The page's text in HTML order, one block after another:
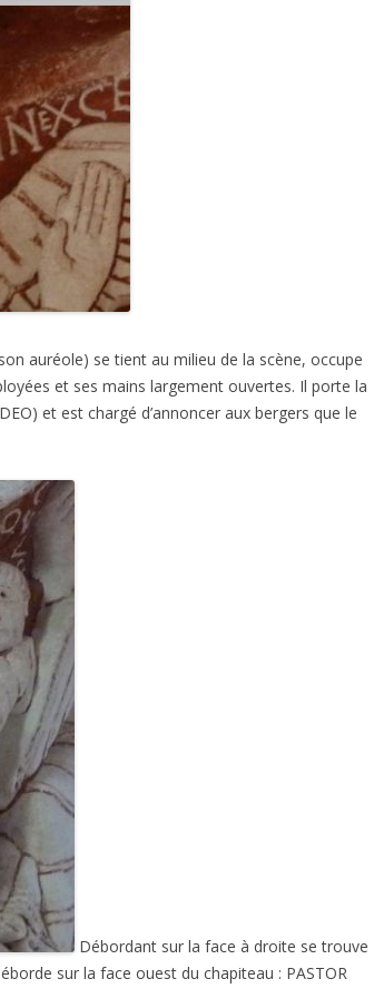
auréole) se tient au milieu de la scène, occupe
et ses mains largement ouvertes. Il porte la
et est chargé d’annoncer aux bergers que le
Débordant sur la face à droite se trouve
sur la face ouest du chapiteau : PASTOR